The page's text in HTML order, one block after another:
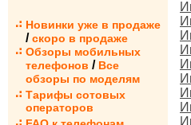
Новинки уже в продаже
/ скоро в продаже
Обзоры мобильных
телефонов / Все
обзоры по моделям
Тарифы сотовых
операторов